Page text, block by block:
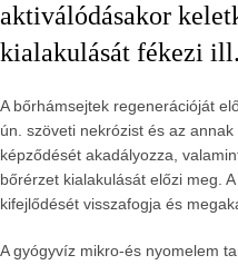
aktiválódásakor
kialakulását fékezi
A bőrhámsejtek regenerációját
ún. szöveti nekrózist és az
képződését akadályozza,
bőrérzet kialakulását előzi meg.
kifejlődését visszafogja és
A gyógyvíz mikro-és nyomelem